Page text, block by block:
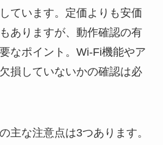
ています。定価よりも安価
ありますが、動作確認の有
なポイント。Wi-Fi機能やア
損していないかの確認は必
主な注意点は3つあります。